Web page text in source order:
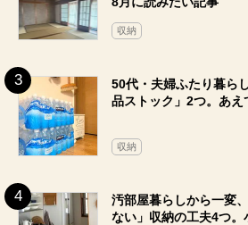
収納
50代・夫婦ふたり暮ら
品ストック」2つ。あえ
収納
汚部屋暮らしから一変
ない」収納の工夫4つ